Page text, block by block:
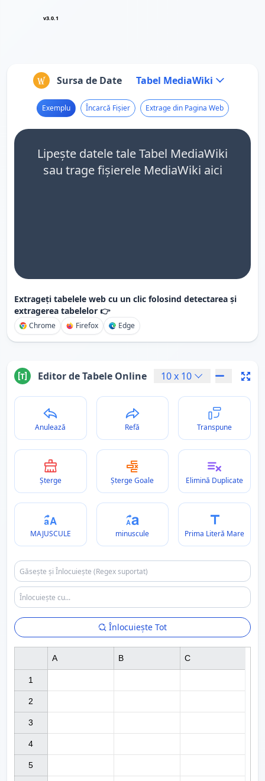
v3.0.1
Sursa de Date Tabel MediaWiki
Exemplu Încarcă Fișier Extrage din Pagina Web
Lipește datele tale Tabel MediaWiki
sau trage fișierele MediaWiki aici
Extrageți tabelele web cu un clic folosind detectarea și
extragerea tabelelor 👉
Chrome Firefox Edge
Editor de Tabele Online 10x 10
Anulează Refă Transpune
Șterge Șterge Goale Elimină Duplicate
MAJUSCULE minuscule Prima Literă Mare
Înlocuiește Tot
1
2
3
4
5
A B C